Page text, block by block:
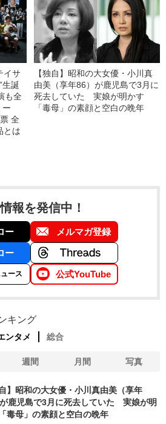
イサ
生誕
も全
ー
全
とは
【独自】昭和の大女優・小川真
由美（享年86）が鹿児島で3月に
死去していた 実娘が明かす
「毒母」の素顔と空白の晩年
報を発信中！
ー メルマガ登録
ー
ース 公式YouTube
キング
ンタメ 総合
週間 月間 写真
自】昭和の大女優・小川真由美（享年
鹿児島で3月に死去していた 実娘が明
毒母」の素顔と空白の晩年